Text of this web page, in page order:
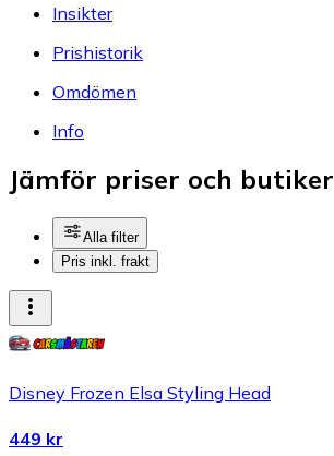
Insikter
Prishistorik
Omdömen
Info
Jämför priser och butiker
Alla filter
Pris inkl. frakt
Disney Frozen Elsa Styling Head
449 kr